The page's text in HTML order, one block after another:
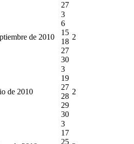
27
de 2010
3
6
15
18
27
30
2
de 2010
3
19
27
28
29
30
2
3
17
25